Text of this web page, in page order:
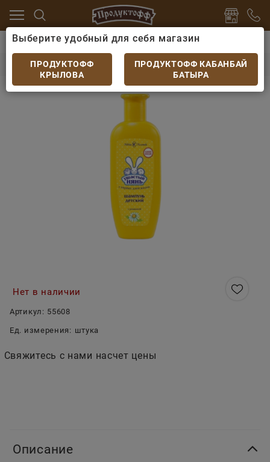
Средства гигиены
Шампунь Ушастый нянь
Шампунь Ушастый нянь 200 мл Ромашка
Нет в наличии
Артикул: 55608
Ед. измерения: штука
Свяжитесь с нами насчет цены
Описание
Выберите удобный для себя магазин
ПРОДУКТОФФ
КРЫЛОВА
ПРОДУКТОФФ КАБАНБАЙ
БАТЫРА